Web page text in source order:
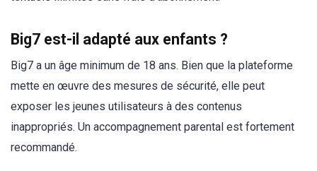
Big7 est-il adapté aux enfants ?
Big7 a un âge minimum de 18 ans. Bien que la plateforme
mette en œuvre des mesures de sécurité, elle peut
exposer les jeunes utilisateurs à des contenus
inappropriés. Un accompagnement parental est fortement
recommandé.